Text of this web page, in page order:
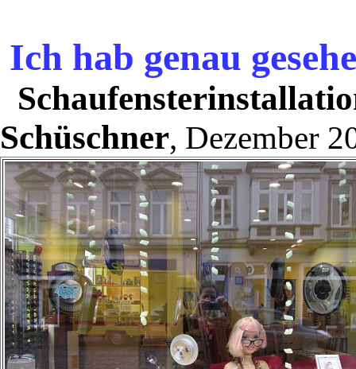
Ich hab genau
Schüschner, Dezember